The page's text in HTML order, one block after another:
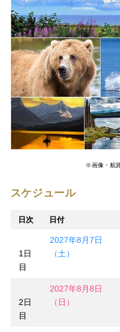
※画像・航
スケジュール
日次 日付
1日
目
2027年8月7日
（土）
2日
目
2027年8月8日
（日）